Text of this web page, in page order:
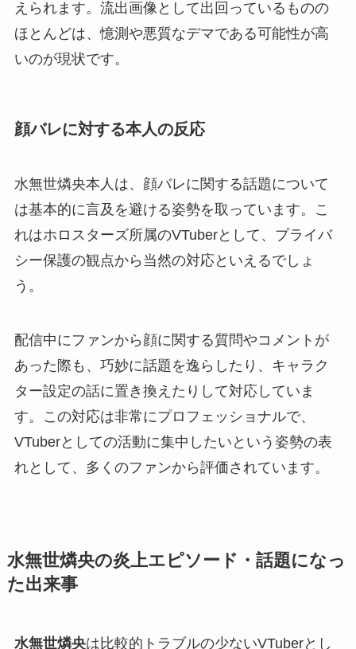
えられます。流出画像として出回っているものの
ほとんどは、憶測や悪質なデマである可能性が高
いのが現状です。
顔バレに対する本人の反応
水無世燐央本人は、顔バレに関する話題について
は基本的に言及を避ける姿勢を取っています。こ
れはホロスターズ所属のVTuberとして、プライバ
シー保護の観点から当然の対応といえるでしょ
う。
配信中にファンから顔に関する質問やコメントが
あった際も、巧妙に話題を逸らしたり、キャラク
ター設定の話に置き換えたりして対応していま
す。この対応は非常にプロフェッショナルで、
VTuberとしての活動に集中したいという姿勢の表
れとして、多くのファンから評価されています。
水無世燐央の炎上エピソード・話題になっ
た出来事
水無世燐央は比較的トラブルの少ないVTuberとし